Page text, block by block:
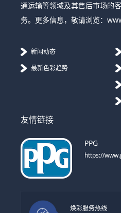
通运输等领域及其售后市场的
务。更多信息，敬请浏览：
新闻动态
最新色彩趋势
友情链接
PPG
https://
焕彩服务热线